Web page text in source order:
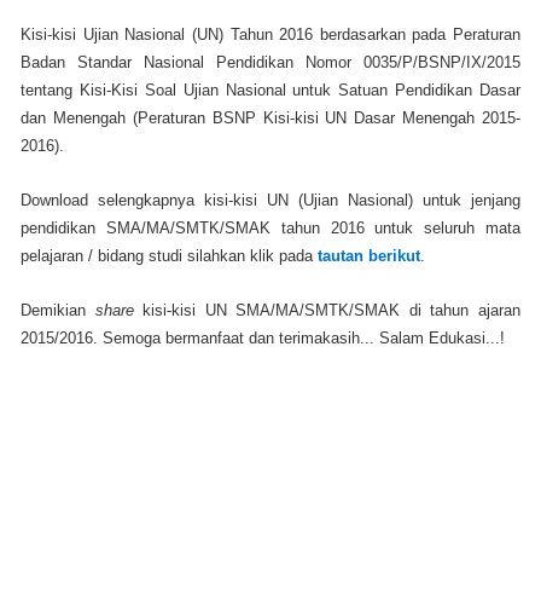
Kisi-kisi Ujian Nasional (UN) Tahun 2016 berdasarkan pada Peraturan
Badan Standar Nasional Pendidikan Nomor 0035/P/BSNP/IX/2015
tentang Kisi-Kisi Soal Ujian Nasional untuk Satuan Pendidikan Dasar
dan Menengah (Peraturan BSNP Kisi-kisi UN Dasar Menengah 2015-
2016).
Download selengkapnya kisi-kisi UN (Ujian Nasional) untuk jenjang
pendidikan SMA/MA/SMTK/SMAK
tahun 2016 untuk seluruh mata
pelajaran / bidang studi silahkan klik pada tautan berikut.
Demikian sharekisi-kisi UN SMA/MA/SMTK/SMAK di tahun ajaran
2015/2016. Semoga bermanfaat dan terimakasih... Salam Edukasi...!